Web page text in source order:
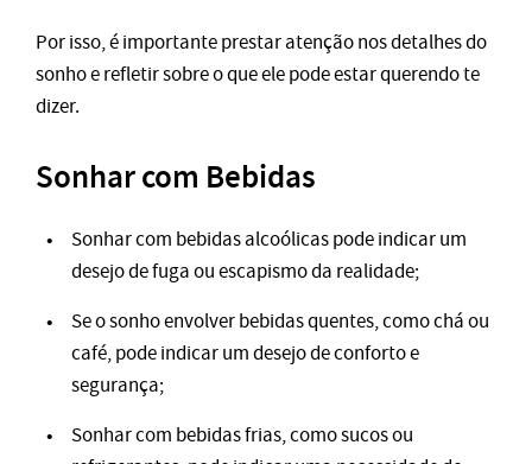
Por isso, é importante prestar atenção nos detalhes do
sonho e refletir sobre o que ele pode estar querendo te
dizer.
Sonhar com Bebidas
Sonhar com bebidas alcoólicas pode indicar um
desejo de fuga ou escapismo da realidade;
Se o sonho envolver bebidas quentes, como chá ou
café, pode indicar um desejo de conforto e
segurança;
Sonhar com bebidas frias, como sucos ou